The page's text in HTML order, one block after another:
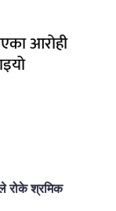
आरोही
रोके श्रमिक